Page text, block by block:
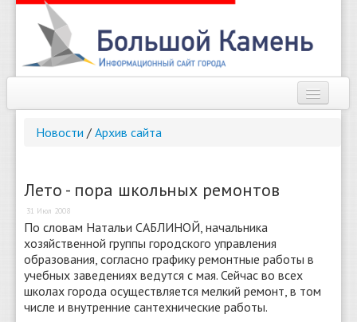
Справочник
Погода
О сайте
Новости / Архив сайта
Лето - пора школьных ремонтов
31 Июл 2008
По словам Натальи САБЛИНОЙ, начальника
хозяйственной группы городского управления
образования, согласно графику ремонтные работы в
учебных заведениях ведутся с мая. Сейчас во всех
школах города осуществляется мелкий ремонт, в том
числе и внутренние сантехнические работы.